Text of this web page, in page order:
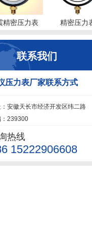
精密压力表 精密压力
联系我们
压力表厂家联系方式
安徽天长市经济开发区纬二路
：239300
热线
15222906608